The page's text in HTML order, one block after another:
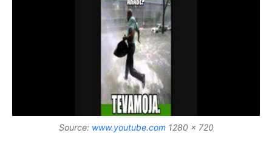
Source: www.youtube.com1280 x 720